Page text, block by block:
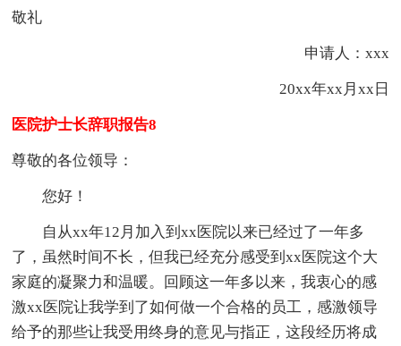
敬礼
申请人：xxx
20xx年xx月xx日
医院护士长辞职报告8
尊敬的各位领导：
您好！
自从xx年12月加入到xx医院以来已经过了一年多
了，虽然时间不长，但我已经充分感受到xx医院这个大
家庭的凝聚力和温暖。回顾这一年多以来，我衷心的感
激xx医院让我学到了如何做一个合格的员工，感激领导
给予的那些让我受用终身的意见与指正，这段经历将成